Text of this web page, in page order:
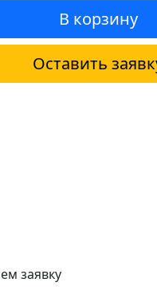
В корзину
Оставить
заявку